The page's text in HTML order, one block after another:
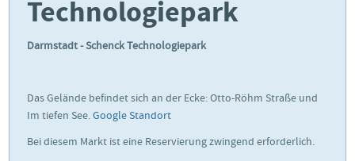
Technologiepark
Darmstadt - Schenck Technologiepark
Das Gelände befindet sich an der Ecke: Otto-Röhm Straße und
Im tiefen See.Google Standort
Bei diesem Markt ist eine Reservierung zwingend erforderlich.